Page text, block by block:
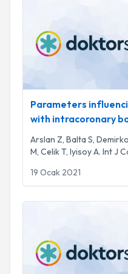
Parameters
with intracoronary
delivery in acute
Arslan Z, Balta S,
M, Celik T,
19 Ocak 2021